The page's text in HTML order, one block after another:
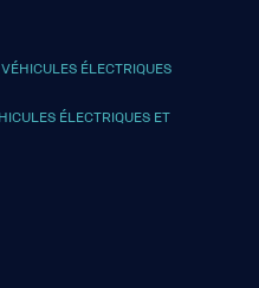
ÉLECTRIQUES
ÉLECTRIQUES ET